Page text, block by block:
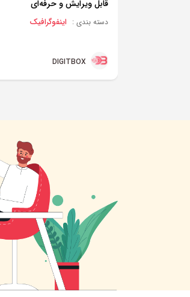
قابل ویرایش و حرفه‌ای
دسته بندی : اینفوگرافیک
DIGITBOX